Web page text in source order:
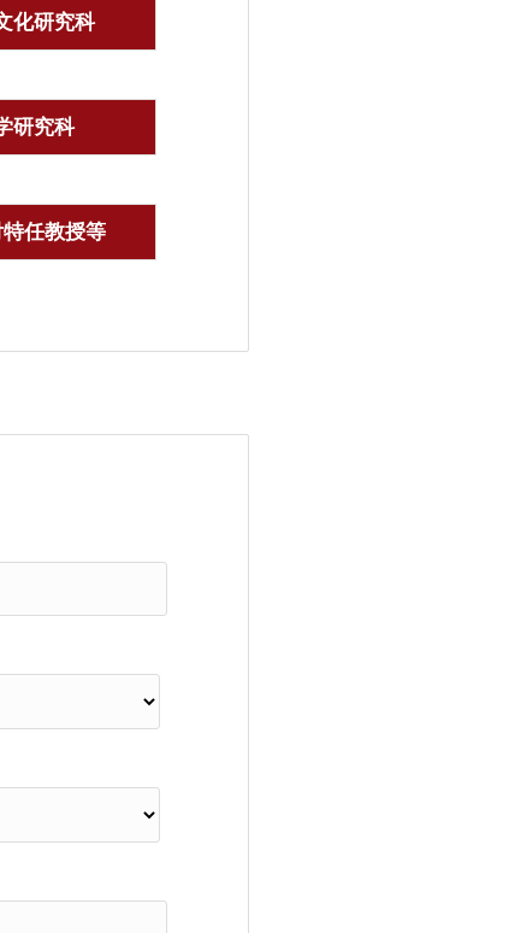
化研究科
研究科
任教授等